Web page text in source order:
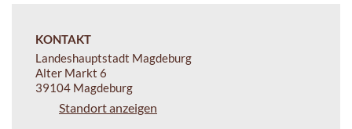
KONTAKT
Landeshauptstadt Magdeburg
Alter Markt 6
39104 Magdeburg
Standort anzeigen